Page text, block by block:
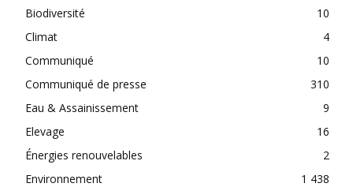
Biodiversité
10
Climat
4
Communiqué
10
Communiqué de presse
310
Eau & Assainissement
9
Elevage
16
Énergies renouvelables
2
Environnement
1 438